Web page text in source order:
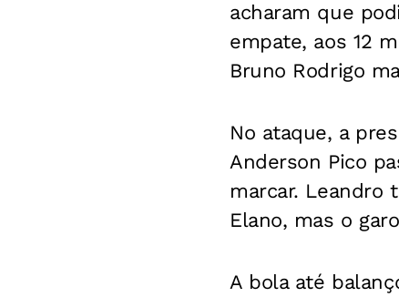
acharam que
empate, aos 12
Bruno Rodrigo
No ataque, a
Anderson Pico
marcar. Leandro
Elano, mas o
A bola até